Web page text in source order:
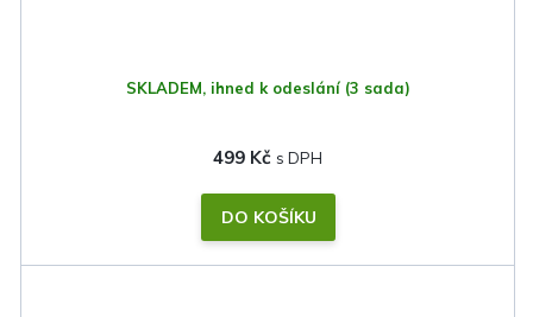
SKLADEM, ihned k odeslání (3 sada)
499 Kč
DO KOŠÍKU